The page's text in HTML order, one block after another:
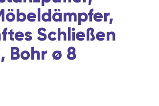
Schließen
Bohr ø 8